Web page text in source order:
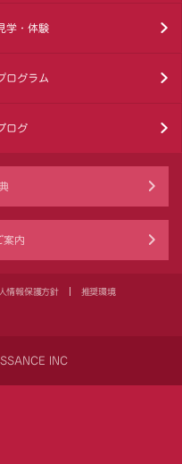
学・体験
ログラム
ログ
案内
情報保護方針 推奨環境
INC